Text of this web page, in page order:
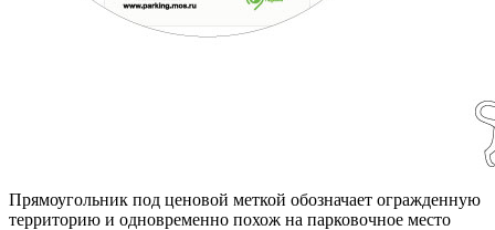
Прямоугольник под ценовой меткой обозначает огражденную
территорию и одновременно похож на парковочное место